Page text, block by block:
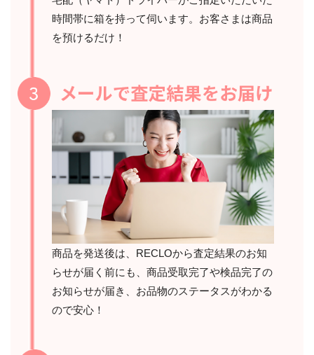
時間帯に箱を持って伺います。お客さまは商品
を預けるだけ！
商品を発送後は、RECLOから査定結果のお知
らせが届く前にも、商品受取完了や検品完了の
お知らせが届き、お品物のステータスがわかる
ので安心！